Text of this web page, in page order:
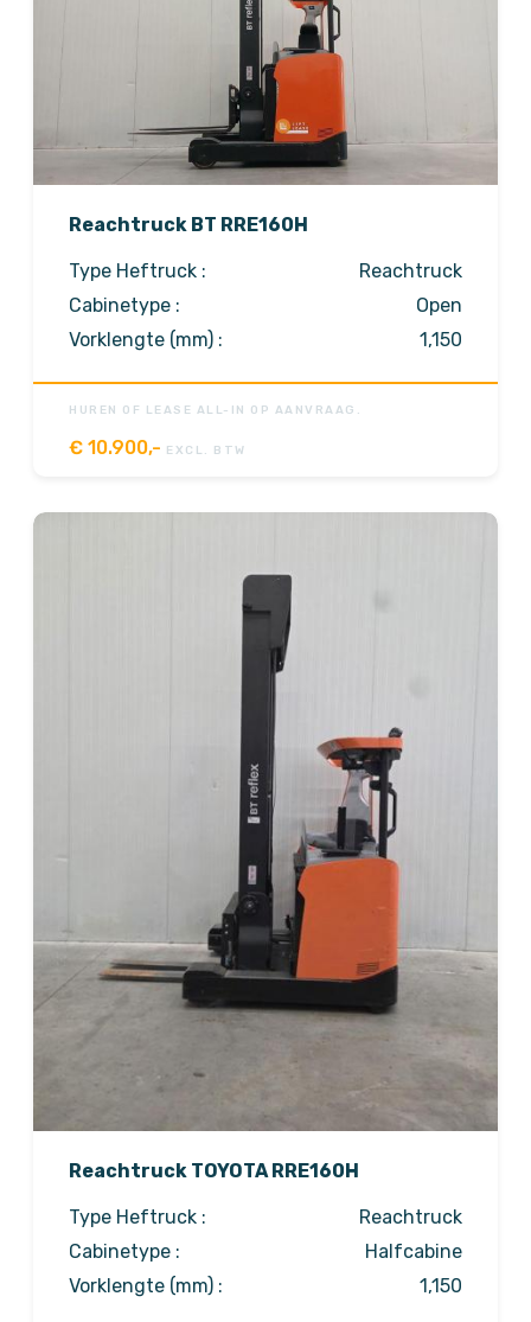
Reachtruck BT RRE160H
Type Heftruck :
Reachtruck
Cabinetype :
Open
Vorklengte (mm) :
1,150
HUREN OF LEASE ALL-IN OP AANVRAAG.
€ 10.900,- EXCL. BTW
Reachtruck TOYOTA RRE160H
Type Heftruck :
Reachtruck
Cabinetype :
Halfcabine
Vorklengte (mm) :
1,150